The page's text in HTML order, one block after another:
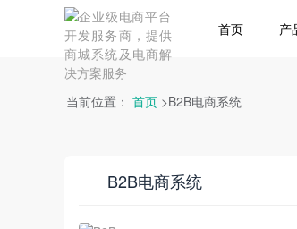
首页 产
当前位置： 首页 >B2B电商系统
B2B电商系统